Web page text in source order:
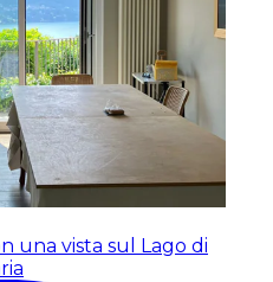
una vista sul Lago di